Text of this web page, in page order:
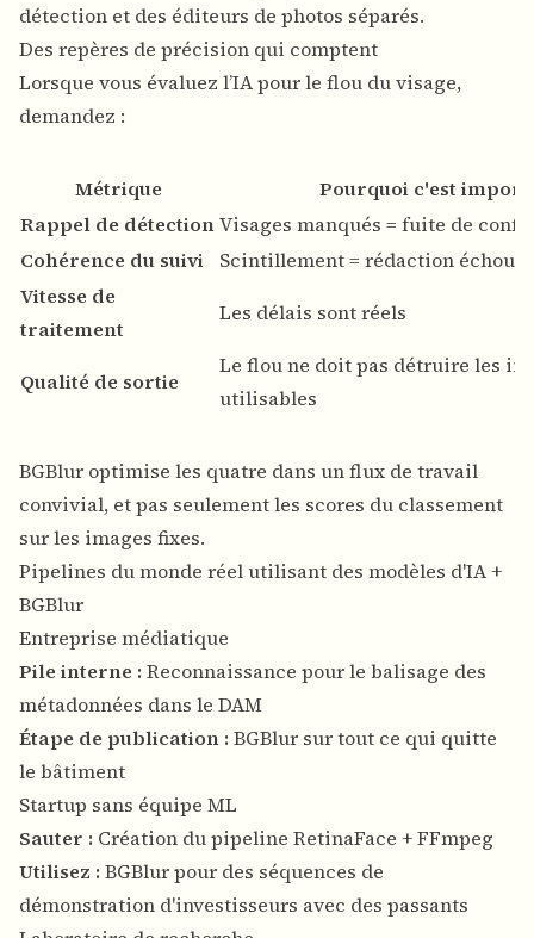
détection et des éditeurs de photos séparés.
Des repères de précision qui comptent
Lorsque vous évaluez l’IA pour le flou du visage,
demandez :
Métrique
Pourquoi c'est
Rappel de détectionVisages manqués = fuite de
Cohérence du suivi
Scintillement = rédaction
Vitesse de
traitement
Les délais sont réels
Qualité de sortie
Le flou ne doit pas détruire les
utilisables
BGBlur optimise les quatre dans un flux de travail
convivial, et pas seulement les scores du classement
sur les images fixes.
Pipelines du monde réel utilisant des modèles d'IA +
BGBlur
Entreprise médiatique
Pile interne : Reconnaissance pour le balisage des
métadonnées dans le DAM
Étape de publication : BGBlur sur tout ce qui quitte
le bâtiment
Startup sans équipe ML
Sauter : Création du pipeline RetinaFace + FFmpeg
Utilisez : BGBlur pour des séquences de
démonstration d'investisseurs avec des passants